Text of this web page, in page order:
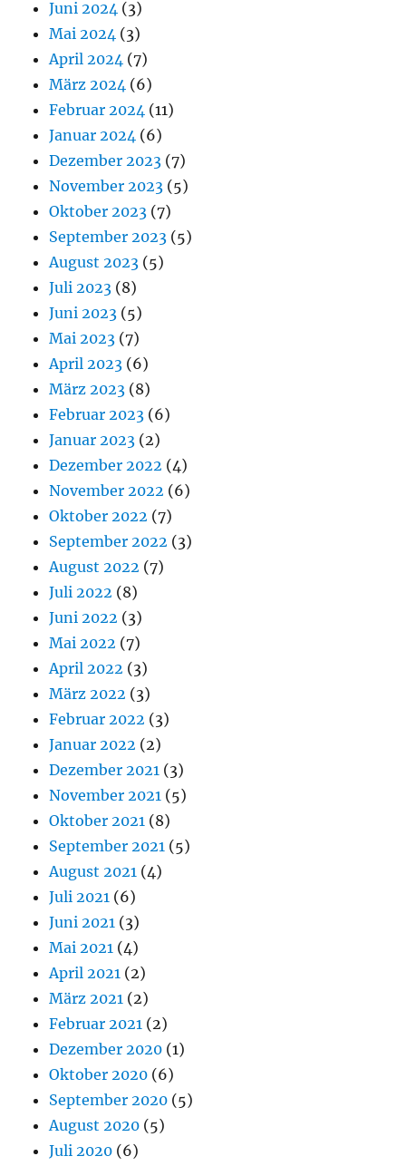
Juni 2024 (3)
Mai 2024 (3)
April 2024 (7)
März 2024 (6)
Februar 2024 (11)
Januar 2024 (6)
Dezember 2023 (7)
November 2023 (5)
Oktober 2023 (7)
September 2023 (5)
August 2023 (5)
Juli 2023 (8)
Juni 2023 (5)
Mai 2023 (7)
April 2023 (6)
März 2023 (8)
Februar 2023 (6)
Januar 2023 (2)
Dezember 2022 (4)
November 2022 (6)
Oktober 2022 (7)
September 2022 (3)
August 2022 (7)
Juli 2022 (8)
Juni 2022 (3)
Mai 2022 (7)
April 2022 (3)
März 2022 (3)
Februar 2022 (3)
Januar 2022 (2)
Dezember 2021 (3)
November 2021 (5)
Oktober 2021 (8)
September 2021 (5)
August 2021 (4)
Juli 2021 (6)
Juni 2021 (3)
Mai 2021 (4)
April 2021 (2)
März 2021 (2)
Februar 2021 (2)
Dezember 2020 (1)
Oktober 2020 (6)
September 2020 (5)
August 2020 (5)
Juli 2020 (6)